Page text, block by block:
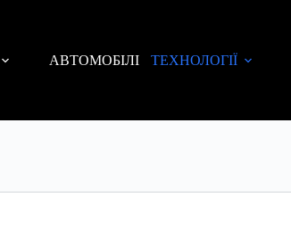
АВТОМОБІЛІ ТЕХНОЛОГІЇ